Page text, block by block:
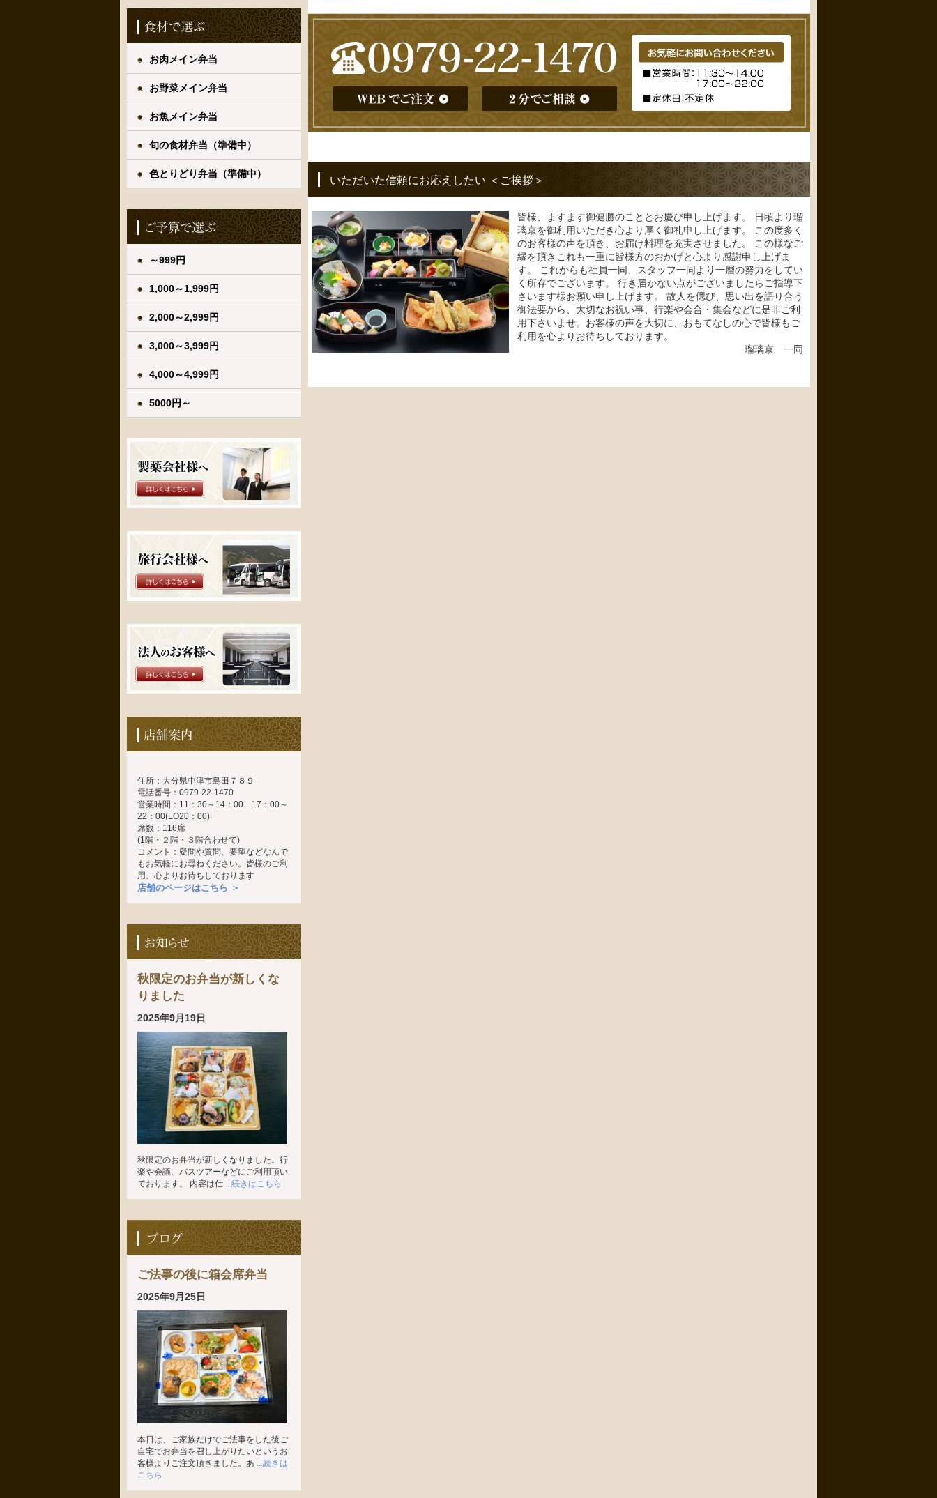
いただいた信頼にお応えしたい ＜ご挨拶＞
皆様、ますます御健勝のこととお慶び申し上げます。 日頃より瑠
璃京を御利用いただき心より厚く御礼申し上げます。 この度多く
のお客様の声を頂き、お届け料理を充実させました。 この様なご
縁を頂きこれも一重に皆様方のおかげと心より感謝申し上げま
す。 これからも社員一同、スタッフ一同より一層の努力をしてい
く所存でございます。 行き届かない点がございましたらご指導下
さいます様お願い申し上げます。 故人を偲び、思い出を語り合う
御法要から、大切なお祝い事、行楽や会合・集会などに是非ご利
用下さいませ。お客様の声を大切に、おもてなしの心で皆様もご
利用を心よりお待ちしております。
瑠璃京 一同
お肉メイン弁当
お野菜メイン弁当
お魚メイン弁当
旬の食材弁当（準備中）
色とりどり弁当（準備中）
～999円
1,000～1,999円
2,000～2,999円
3,000～3,999円
4,000～4,999円
5000円～
住所：大分県中津市島田７８９
電話番号：0979-22-1470
営業時間：11：30～14：00 17：00～
22：00(LO20：00)
席数：116席
(1階・２階・３階合わせて)
コメント：疑問や質問、要望などなんで
もお気軽にお尋ねください。皆様のご利
用、心よりお待ちしております
店舗のページはこちら ＞
秋限定のお弁当が新しくな
りました
2025年9月19日
秋限定のお弁当が新しくなりました。行
楽や会議、バスツアーなどにご利用頂い
ております。 内容は仕 ...続きはこちら
ご法事の後に箱会席弁当
2025年9月25日
本日は、ご家族だけでご法事をした後ご
自宅でお弁当を召し上がりたいというお
客様よりご注文頂きました。あ
...続きは
こちら